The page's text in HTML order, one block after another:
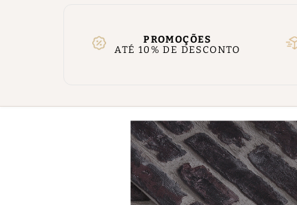
PROMOÇÕES
ATÉ 10% DE DESCONTO